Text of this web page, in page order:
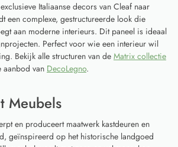
Italiaanse decors van Cleaf naar
een complexe, gestructureerde look die
aan moderne interieurs. Dit paneel is ideaal
Perfect voor wie een interieur wil
Bekijk alle structuren van de Matrix collectie
aanbod van DecoLegno.
Meubels
en produceert maatwerk kastdeuren en
geïnspireerd op het historische landgoed